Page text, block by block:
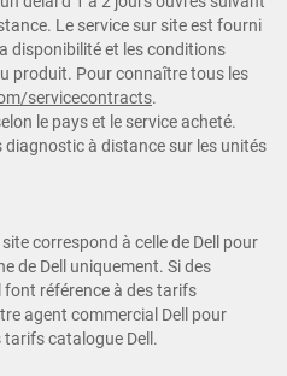
Le service sur site est fourni
disponibilité et les conditions
produit. Pour connaître tous les
servicecontracts.
le pays et le service acheté.
diagnostic à distance sur les unités
correspond à celle de Dell pour
de Dell uniquement. Si des
font référence à des tarifs
agent commercial Dell pour
catalogue Dell.